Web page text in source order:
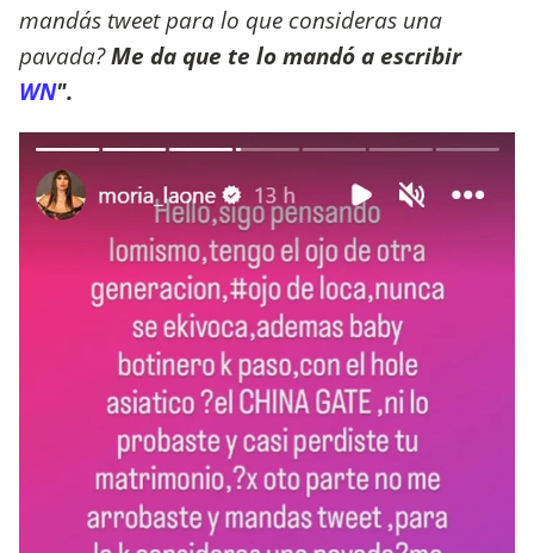
mandás tweet para lo que consideras una
pavada?Me da que te lo mandó a escribir
WN".